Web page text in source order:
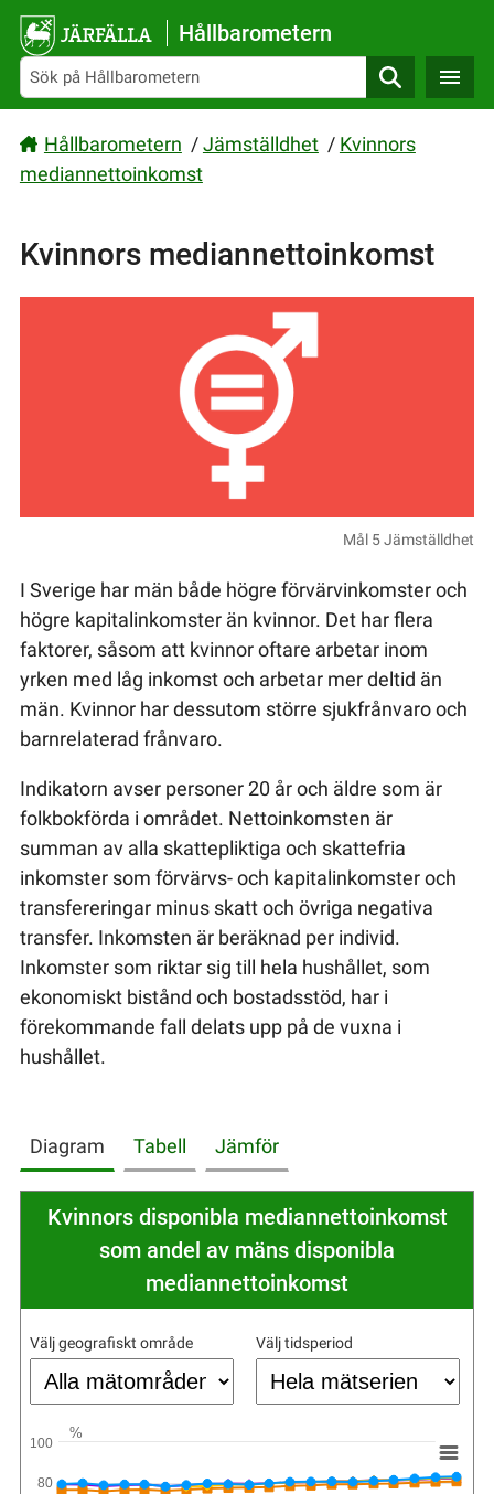
Gå direkt till sidans innehåll
Hållbarometern
Sök
Hållbarometern /Jämställdhet / Kvinnors
mediannettoinkomst
Kvinnors mediannettoinkomst
Mål 5 Jämställdhet
I Sverige har män både högre förvärvinkomster och
högre kapitalinkomster än kvinnor. Det har flera
faktorer, såsom att kvinnor oftare arbetar inom
yrken med låg inkomst och arbetar mer deltid än
män. Kvinnor har dessutom större sjukfrånvaro och
barnrelaterad frånvaro.
Indikatorn avser personer 20 år och äldre som är
folkbokförda i området. Nettoinkomsten är
summan av alla skattepliktiga och skattefria
inkomster som förvärvs- och kapitalinkomster och
transfereringar minus skatt och övriga negativa
transfer. Inkomsten är beräknad per individ.
Inkomster som riktar sig till hela hushållet, som
ekonomiskt bistånd och bostadsstöd, har i
förekommande fall delats upp på de vuxna i
hushållet.
Diagram Tabell Jämför
Kvinnors disponibla mediannettoinkomst
som andel av mäns disponibla
mediannettoinkomst
Välj geografiskt område Välj tidsperiod
%
80
100